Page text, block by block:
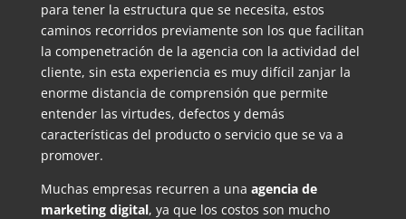
para tener la estructura que se necesita, estos
caminos recorridos previamente son los que facilitan
la compenetración de la agencia con la actividad del
cliente, sin esta experiencia es muy difícil zanjar la
enorme distancia de comprensión que permite
entender las virtudes, defectos y demás
características del producto o servicio que se va a
promover.
Muchas empresas recurren a una agencia de
marketing digital, ya que los costos son mucho